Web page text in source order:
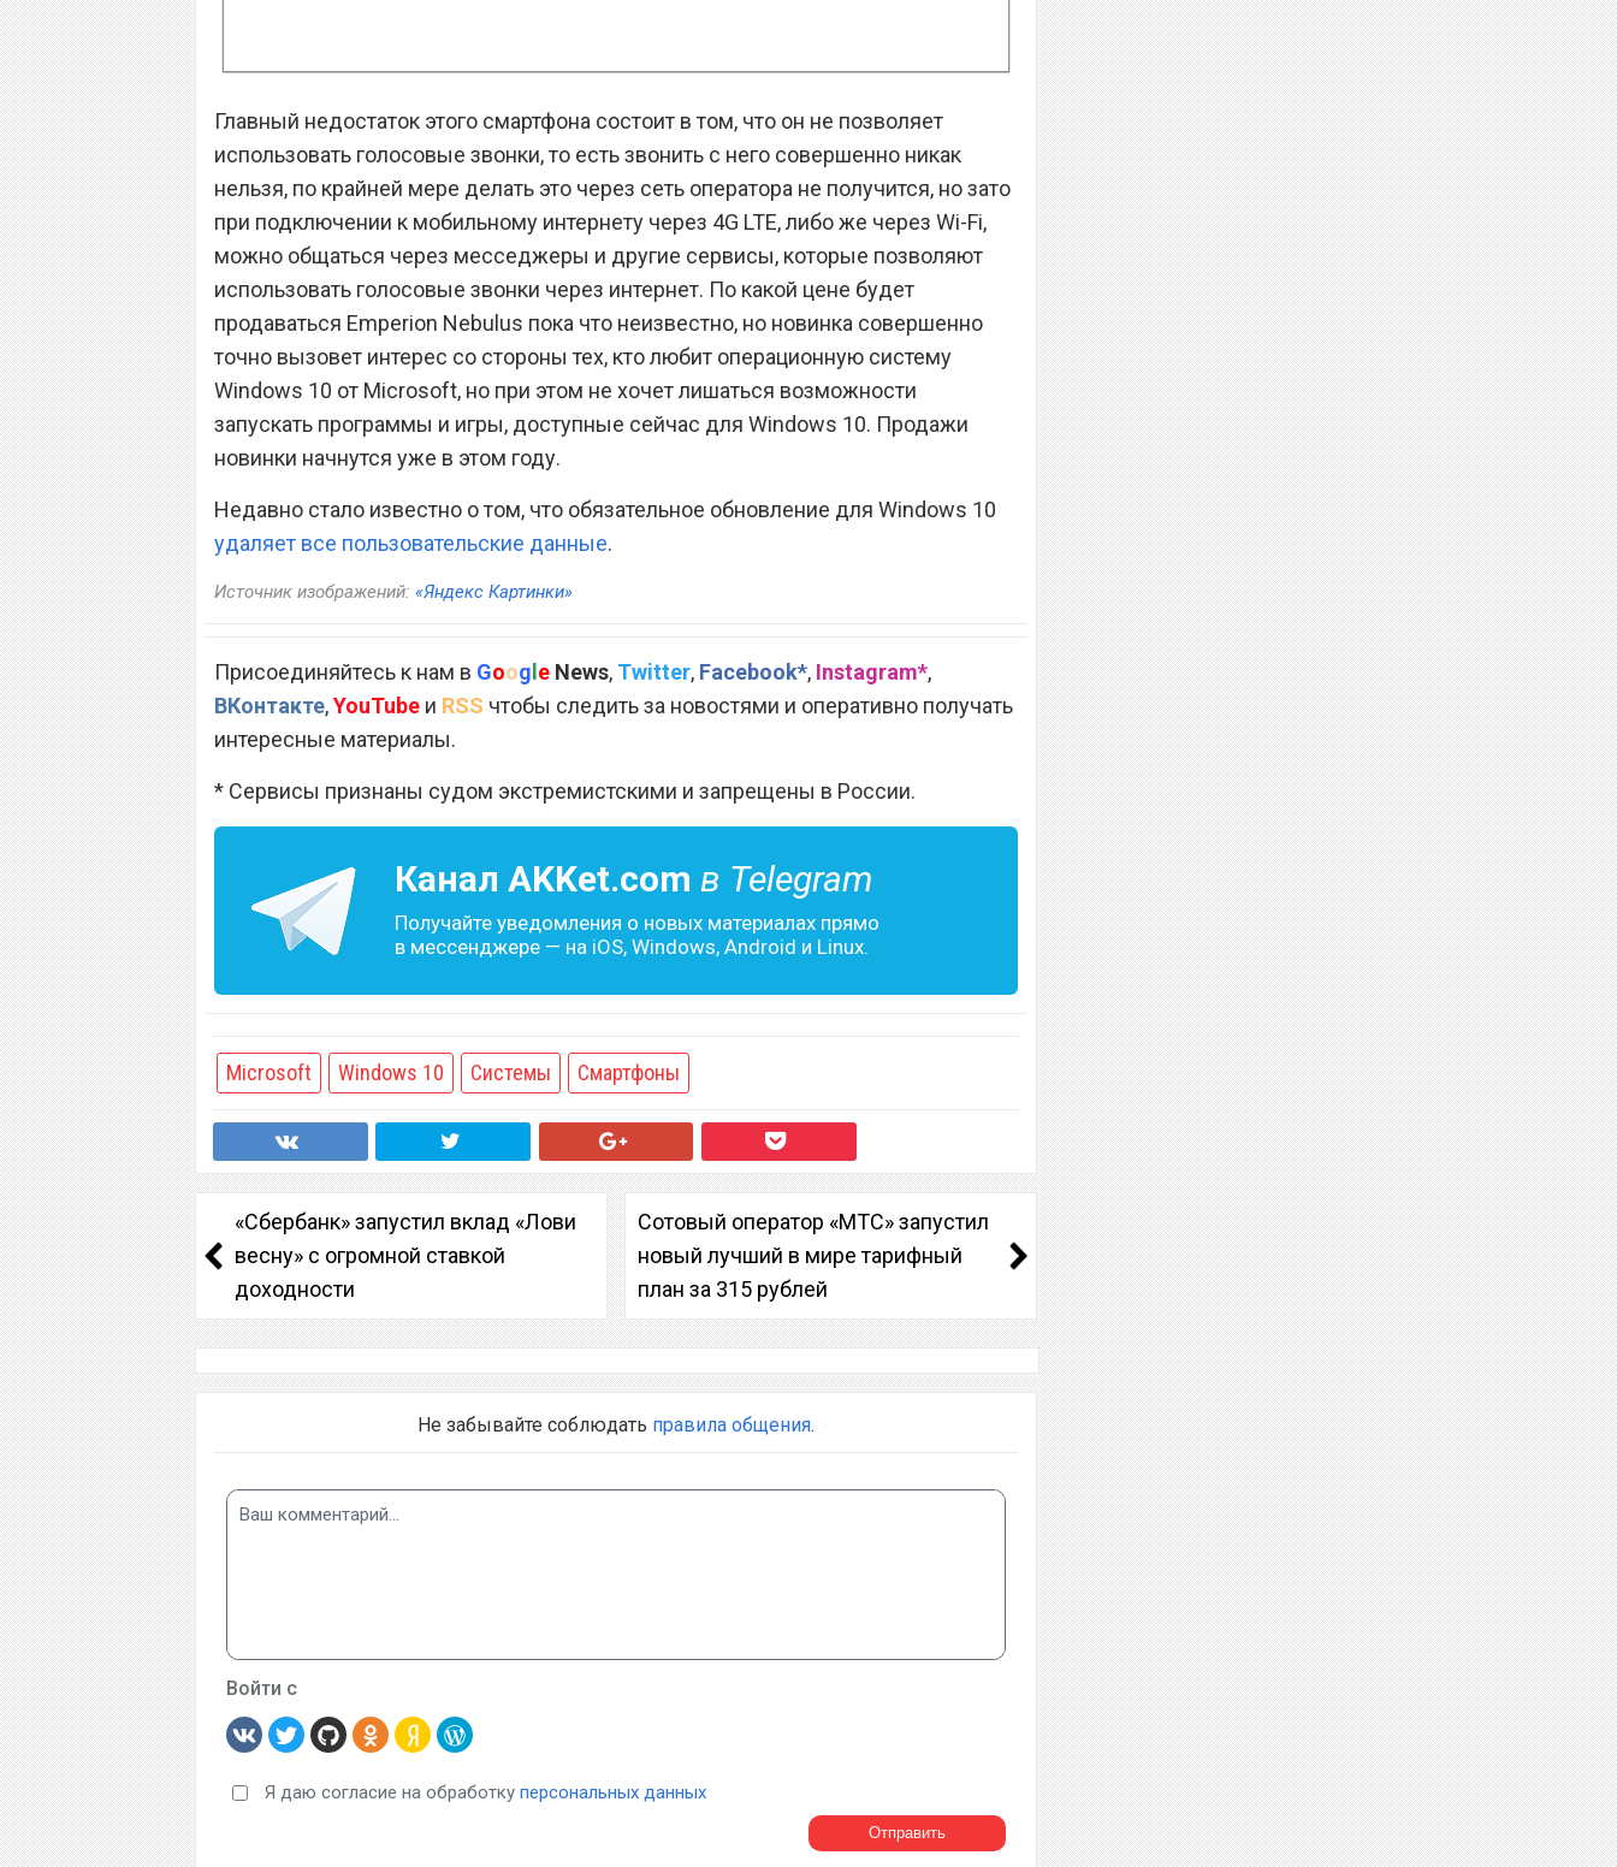
Главный недостаток этого смартфона состоит в том, что он не позволяет
использовать голосовые звонки, то есть звонить с него совершенно никак
нельзя, по крайней мере делать это через сеть оператора не получится, но зато
при подключении к мобильному интернету через 4G LTE, либо же через Wi-Fi,
можно общаться через месседжеры и другие сервисы, которые позволяют
использовать голосовые звонки через интернет. По какой цене будет
продаваться Emperion Nebulus пока что неизвестно, но новинка совершенно
точно вызовет интерес со стороны тех, кто любит операционную систему
Windows 10 от Microsoft, но при этом не хочет лишаться возможности
запускать программы и игры, доступные сейчас для Windows 10. Продажи
новинки начнутся уже в этом году.
Недавно стало известно о том, что обязательное обновление для Windows 10
удаляет все пользовательские данные.
Источник изображений: «Яндекс Картинки»
Присоединяйтесь к нам в Google News, Twitter, Facebook*, Instagram*,
ВКонтакте,YouTube и RSS чтобы следить за новостями и оперативно получать
интересные материалы.
* Сервисы признаны судом экстремистскими и запрещены в России.
Канал AKKet.com в Telegram
Получайте уведомления о новых материалах прямо
в мессенджере — на iOS, Windows, Android и Linux.
Microsoft Windows 10 Системы Смартфоны
«Сбербанк» запустил вклад «Лови
весну» с огромной ставкой
доходности
Сотовый оператор «МТС» запустил
новый лучший в мире тарифный
план за 315 рублей
Не забывайте соблюдать правила общения.
Войти с
Я даю согласие на обработку персональных данных